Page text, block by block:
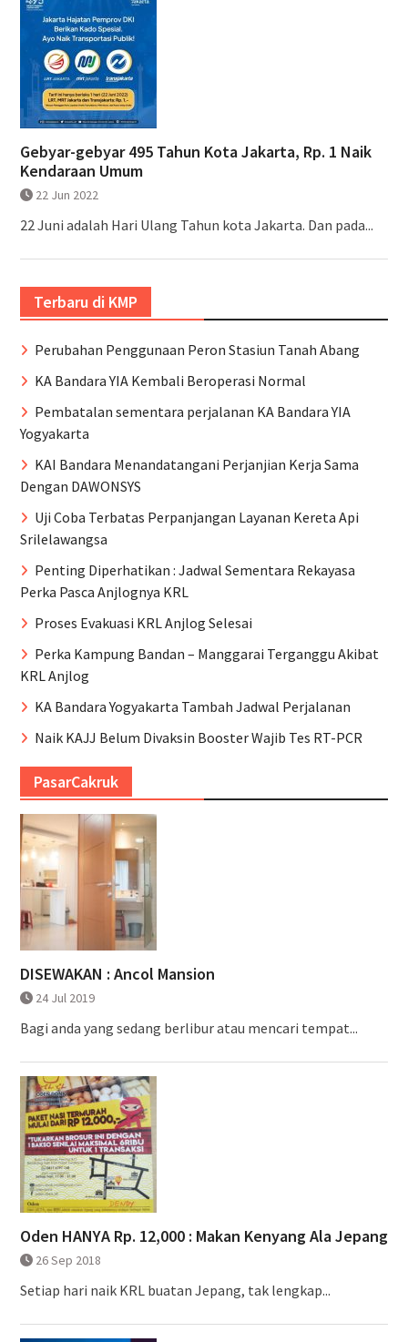
Gebyar-gebyar 495 Tahun Kota Jakarta, Rp. 1 Naik
Kendaraan Umum
22 Jun 2022
22 Juni adalah Hari Ulang Tahun kota Jakarta. Dan pada...
Terbaru di KMP
Perubahan Penggunaan Peron Stasiun Tanah Abang
KA Bandara YIA Kembali Beroperasi Normal
Pembatalan sementara perjalanan KA Bandara YIA
Yogyakarta
KAI Bandara Menandatangani Perjanjian Kerja Sama
Dengan DAWONSYS
Uji Coba Terbatas Perpanjangan Layanan Kereta Api
Srilelawangsa
Penting Diperhatikan : Jadwal Sementara Rekayasa
Perka Pasca Anjlognya KRL
Proses Evakuasi KRL Anjlog Selesai
Perka Kampung Bandan – Manggarai Terganggu Akibat
KRL Anjlog
KA Bandara Yogyakarta Tambah Jadwal Perjalanan
Naik KAJJ Belum Divaksin Booster Wajib Tes RT-PCR
PasarCakruk
DISEWAKAN : Ancol Mansion
24 Jul 2019
Bagi anda yang sedang berlibur atau mencari tempat...
Oden HANYA Rp. 12,000 : Makan Kenyang Ala Jepang
26 Sep 2018
Setiap hari naik KRL buatan Jepang, tak lengkap...